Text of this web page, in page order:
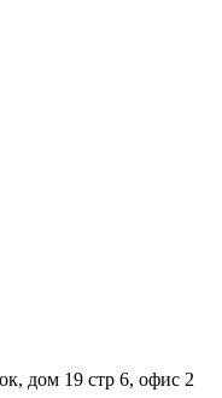
дом 19 стр 6, офис 2